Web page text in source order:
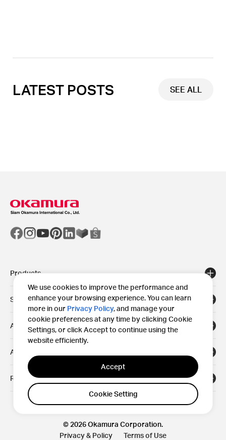
We use cookies to improve the performance and
enhance your browsing experience. You can learn
more in our Privacy Policy, and manage your
cookie preferences at any time by clicking Cookie
Settings, or click Accept to continue using the
website efficiently.
Cookie Setting
Accept
LATEST POSTS SEE ALL
Products
Solutions
Areas
About
Resources
© 2026 Okamura Corporation.
Privacy & Policy
Terms of Use